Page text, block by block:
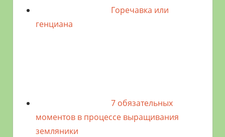
Горечавка или
генциана
7 обязательных
моментов в процессе выращивания
земляники